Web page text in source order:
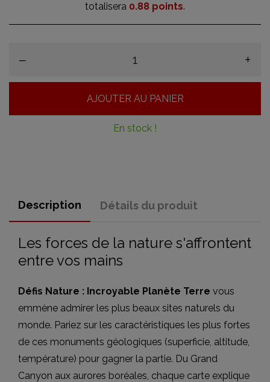
totalisera 0.88 points.
– +
AJOUTER AU PANIER
En stock !
Description Détails du produit
Les forces de la nature s'affrontent
entre vos mains
Défis Nature : Incroyable Planète Terre vous
emmène admirer les plus beaux sites naturels du
monde. Pariez sur les caractéristiques les plus fortes
de ces monuments géologiques (superficie, altitude,
température) pour gagner la partie. Du Grand
Canyon aux aurores boréales, chaque carte explique